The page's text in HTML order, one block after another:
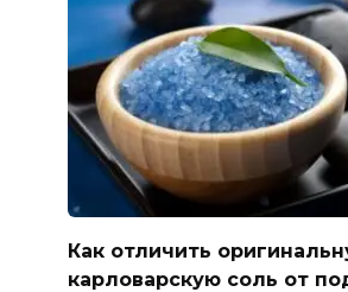
Как отличить
карловарскую соль от